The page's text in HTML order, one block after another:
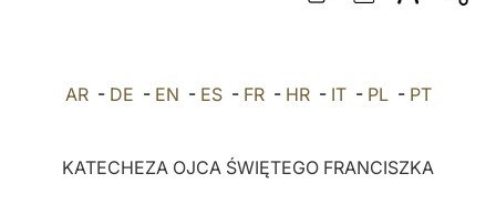
DEUTSCH
العربيّة
LATINE
AR- DE - EN - ES- FR- HR- IT- PL- PT
KATECHEZA OJCA ŚWIĘTEGO FRANCISZKA